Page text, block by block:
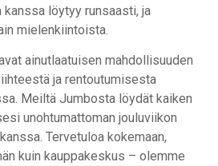
löytyy runsaasti, ja
mielenkiintoista.
ainutlaatuisen mahdollisuuden
ja rentoutumisesta
Meiltä Jumbosta löydät kaiken
unohtumattoman jouluviikon
Tervetuloa kokemaan,
kuin kauppakeskus – olemme